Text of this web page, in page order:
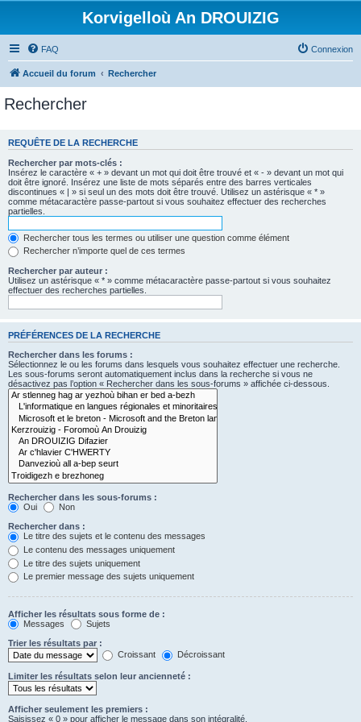
Korvigelloù An DROUIZIG
FAQ Connexion
Accueil du forum Rechercher
Rechercher
REQUÊTE DE LA RECHERCHE
Rechercher par mots-clés :
Insérez le caractère « + » devant un mot qui doit être trouvé et « - » devant un mot qui
doit être ignoré. Insérez une liste de mots séparés entre des barres verticales
discontinues « | » si seul un des mots doit être trouvé. Utilisez un astérisque « * »
comme métacaractère passe-partout si vous souhaitez effectuer des recherches
partielles.
Rechercher tous les termes ou utiliser une question comme élément
Rechercher n’importe quel de ces termes
Rechercher par auteur :
Utilisez un astérisque « * » comme métacaractère passe-partout si vous souhaitez
effectuer des recherches partielles.
PRÉFÉRENCES DE LA RECHERCHE
Rechercher dans les forums :
Sélectionnez le ou les forums dans lesquels vous souhaitez effectuer une recherche.
Les sous-forums seront automatiquement inclus dans la recherche si vous ne
désactivez pas l’option « Rechercher dans les sous-forums » affichée ci-dessous.
Rechercher dans les sous-forums :
Oui
Non
Rechercher dans :
Le titre des sujets et le contenu des messages
Le contenu des messages uniquement
Le titre des sujets uniquement
Le premier message des sujets uniquement
Afficher les résultats sous forme de :
Messages
Sujets
Trier les résultats par :
Croissant
Décroissant
Limiter les résultats selon leur ancienneté :
Afficher seulement les premiers :
Saisissez « 0 » pour afficher le message dans son intégralité.